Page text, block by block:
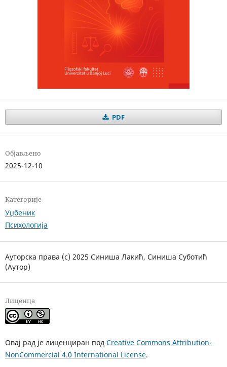
PDF
Објављено
2025-12-10
Категорије
Уџбеник
Психологија
Ауторска права (c) 2025 Синиша Лакић, Синиша Суботић
(Аутор)
Лиценца
Овај рад је лиценциран под Creative Commons Attribution-
NonCommercial 4.0 International License.